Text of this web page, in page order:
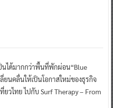
ป็นได้มากกว่าพื้นที่พักผ่อน“Blue
ลี่ยนคลื่นให้เป็นโอกาสใหม่ของธุรกิจ
ยวไทย ไปกับ Surf Therapy – From